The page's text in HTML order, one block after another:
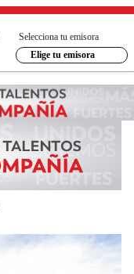
Selecciona tu emisora
Elige tu emisora